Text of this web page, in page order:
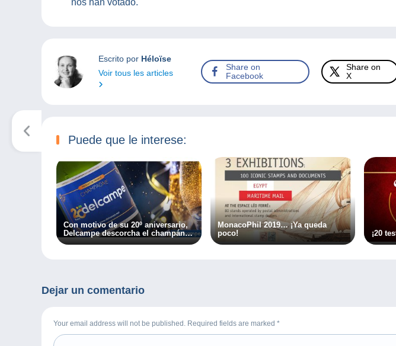
nos han votado.
Escrito por Héloïse
Voir tous les articles
Share on
Facebook
Share on
X
Puede que le interese:
Con motivo de su 20º aniversario,
Delcampe descorcha el champán
con sus miembros.
MonacoPhil 2019… ¡Ya queda
poco!
¡20
Dejar un comentario
Your email address will not be published. Required fields are marked *